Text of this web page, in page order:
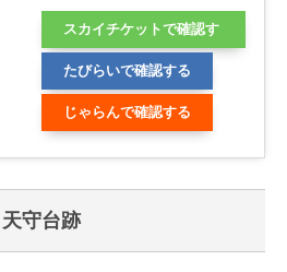
スカイチケットで確認す
る
たびらいで確認する
じゃらんで確認する
守台跡